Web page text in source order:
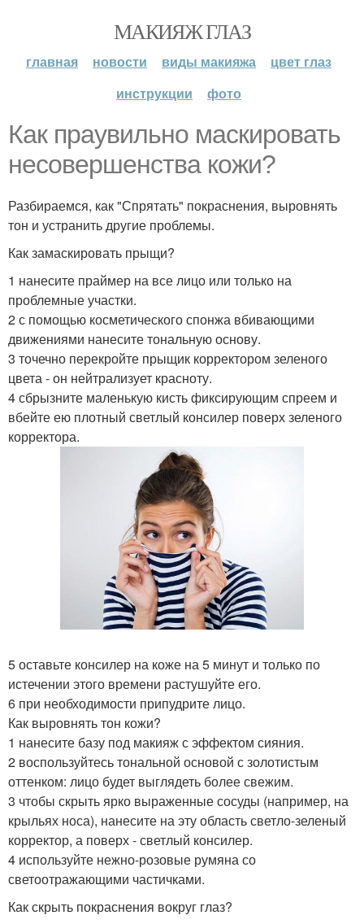
МАКИЯЖ ГЛАЗ
главная новости виды макияжа
цвет глаз
инструкции
фото
Как праувильно маскировать
несовершенства кожи?
Разбираемся, как "Спрятать" покраснения, выровнять
тон и устранить другие проблемы.
Как замаскировать прыщи?
1 нанесите праймер на все лицо или только на
проблемные участки.
2 с помощью косметического спонжа вбивающими
движениями нанесите тональную основу.
3 точечно перекройте прыщик корректором зеленого
цвета - он нейтрализует красноту.
4 сбрызните маленькую кисть фиксирующим спреем и
вбейте ею плотный светлый консилер поверх зеленого
корректора.
5 оставьте консилер на коже на 5 минут и только по
истечении этого времени растушуйте его.
6 при необходимости припудрите лицо.
Как выровнять тон кожи?
1 нанесите базу под макияж с эффектом сияния.
2 воспользуйтесь тональной основой с золотистым
оттенком: лицо будет выглядеть более свежим.
3 чтобы скрыть ярко выраженные сосуды (например, на
крыльях носа), нанесите на эту область светло-зеленый
корректор, а поверх - светлый консилер.
4 используйте нежно-розовые румяна со
светоотражающими частичками.
Как скрыть покраснения вокруг глаз?